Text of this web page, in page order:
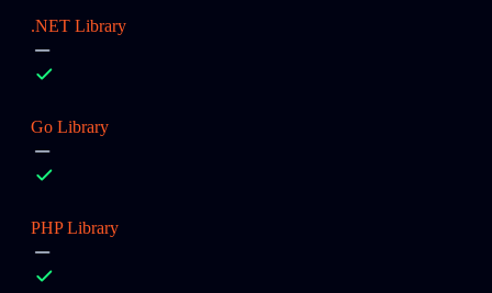
.NET Library
Go Library
PHP Library